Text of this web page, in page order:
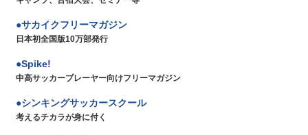
サカイクフリーマガジン
日本初全国版10万部発行
Spike!
中高サッカープレーヤー向けフリーマガジン
シンキングサッカースクール
考えるチカラが身に付く